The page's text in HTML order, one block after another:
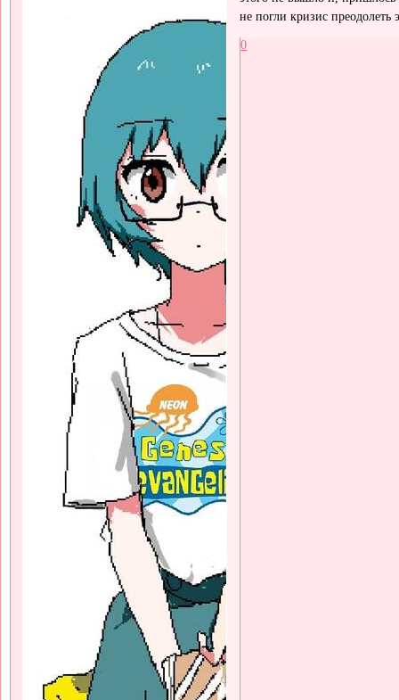
не погли кризис преодолеть
0